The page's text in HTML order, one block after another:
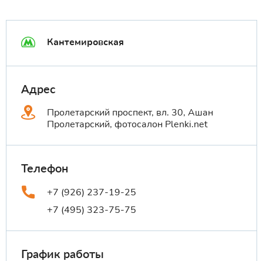
Кантемировская
Адрес
Пролетарский проспект, вл. 30, Ашан
Пролетарский, фотосалон Plenki.net
Телефон
+7 (926) 237-19-25
+7 (495) 323-75-75
График работы